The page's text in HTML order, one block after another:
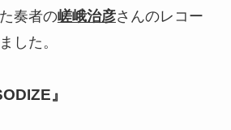
奏者の嵯峨治彦さんのレコー
した。
』